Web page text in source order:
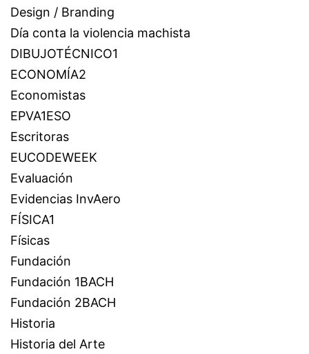
Design / Branding
Día conta la violencia machista
DIBUJOTÉCNICO1
ECONOMÍA2
Economistas
EPVA1ESO
Escritoras
EUCODEWEEK
Evaluación
Evidencias InvAero
FÍSICA1
Físicas
Fundación
Fundación 1BACH
Fundación 2BACH
Historia
Historia del Arte